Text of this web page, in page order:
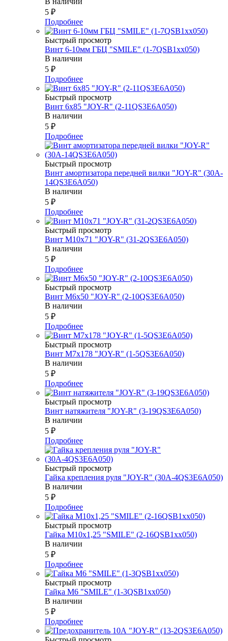
5 ₽
Подробнее
Быстрый просмотр
Винт 6-10мм ГБЦ "SMILE" (1-7QSB1xx050)
В наличии
5 ₽
Подробнее
Быстрый просмотр
Винт 6х85 "JOY-R" (2-11QS3E6A050)
В наличии
5 ₽
Подробнее
Быстрый просмотр
Винт амортизатора передней вилки "JOY-R" (30A-
14QS3E6A050)
В наличии
5 ₽
Подробнее
Быстрый просмотр
Винт М10х71 "JOY-R" (31-2QS3E6A050)
В наличии
5 ₽
Подробнее
Быстрый просмотр
Винт М6х50 "JOY-R" (2-10QS3E6A050)
В наличии
5 ₽
Подробнее
Быстрый просмотр
Винт М7х178 "JOY-R" (1-5QS3E6A050)
В наличии
5 ₽
Подробнее
Быстрый просмотр
Винт натяжителя "JOY-R" (3-19QS3E6A050)
В наличии
5 ₽
Подробнее
Быстрый просмотр
Гайка крепления руля "JOY-R" (30А-4QS3E6A050)
В наличии
5 ₽
Подробнее
Быстрый просмотр
Гайка М10х1,25 "SMILE" (2-16QSB1xx050)
В наличии
5 ₽
Подробнее
Быстрый просмотр
Гайка М6 "SMILE" (1-3QSB1xx050)
В наличии
5 ₽
Подробнее